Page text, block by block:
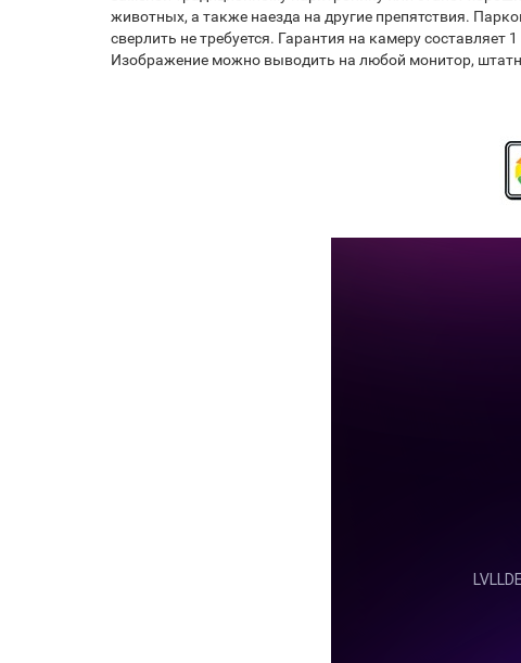
животных, а также наезда на другие препятствия.
сверлить не требуется. Гарантия на камеру
Изображение можно выводить на любой монитор,